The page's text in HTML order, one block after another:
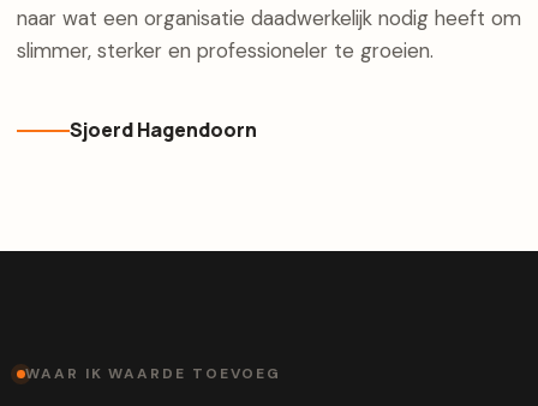
naar wat een organisatie daadwerkelijk nodig heeft om
slimmer, sterker en professioneler te groeien.
Sjoerd Hagendoorn
WAAR IK WAARDE TOEVOEG